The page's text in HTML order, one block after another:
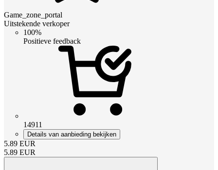
Game_zone_portal
Uitstekende verkoper
100%
Positieve feedback
14911
Details van aanbieding bekijken
5.89 EUR
5.89 EUR